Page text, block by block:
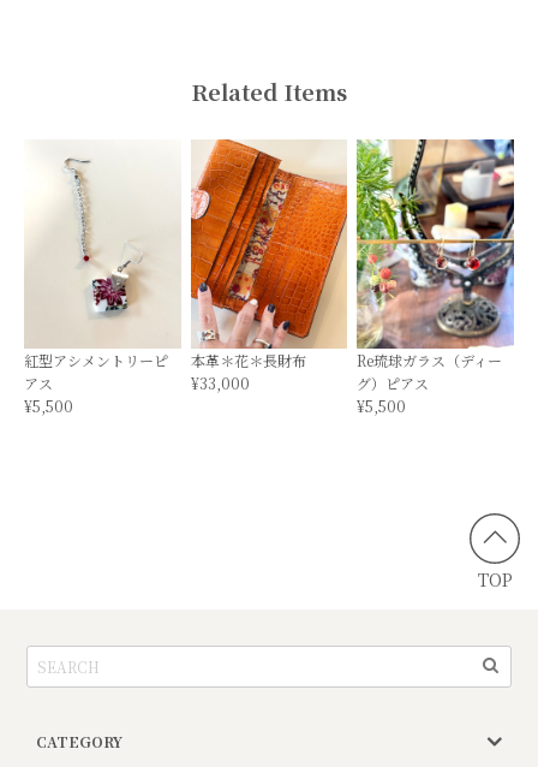
Related Items
紅型アシメントリーピ
アス
¥5,500
本革＊花＊長財布
¥33,000
Re琉球ガラス（ディー
グ）ピアス
¥5,500
TOP
CATEGORY